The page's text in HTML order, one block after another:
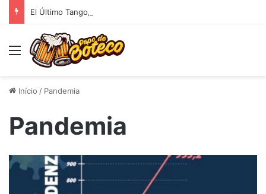
El Último Tango, Cap 2
Menu
Início / Pandemia
Pandemia